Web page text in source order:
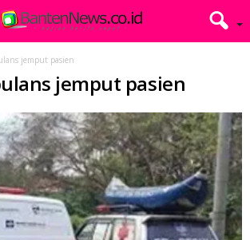
jemput pasien
jemput pasien